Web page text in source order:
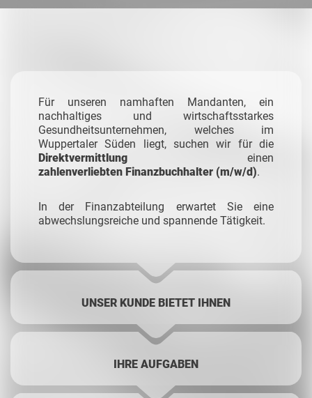
Für unseren namhaften Mandanten, ein
nachhaltiges und wirtschaftsstarkes
Gesundheitsunternehmen, welches im
Wuppertaler Süden liegt, suchen wir für die
Direktvermittlung einen
zahlenverliebten Finanzbuchhalter (m/w/d).
In der Finanzabteilung erwartet Sie eine
abwechslungsreiche und spannende Tätigkeit.
UNSER KUNDE BIETET IHNEN
IHRE AUFGABEN